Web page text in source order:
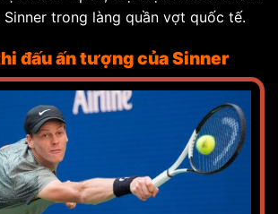
trong làng quần vợt quốc tế.
đấu ấn tượng của Sinner